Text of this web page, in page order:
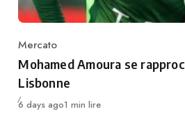
Category
Mercato
Mohamed Amoura se
Lisbonne
Publié
6 days ago1 min lire